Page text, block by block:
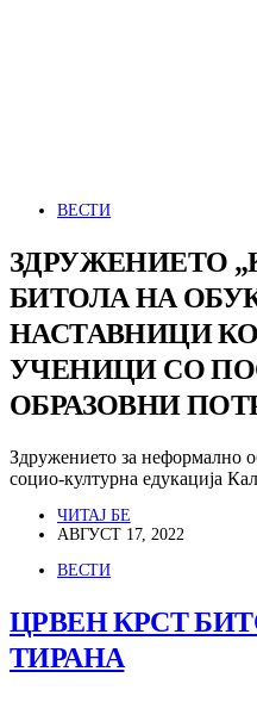
ВЕСТИ
ЗДРУЖЕНИЕТО
БИТОЛА НА
НАСТАВНИЦИ
УЧЕНИЦИ СО
ОБРАЗОВНИ
Здружението за неформално
социо-културна едукација
ЧИТАЈ БЕ
АВГУСТ 17, 2022
ВЕСТИ
ЦРВЕН КРСТ
ТИРАНА